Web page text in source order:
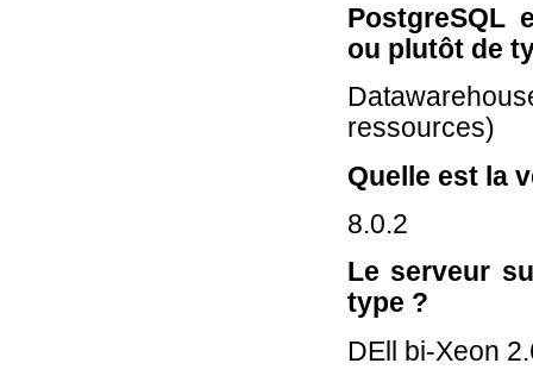
PostgreSQL
ou plutôt de
ressources)
Quelle est la
8.0.2
Le serveur
type ?
DEll bi-Xeon